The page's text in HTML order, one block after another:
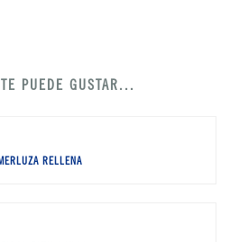
TE PUEDE GUSTAR...
RELLENA